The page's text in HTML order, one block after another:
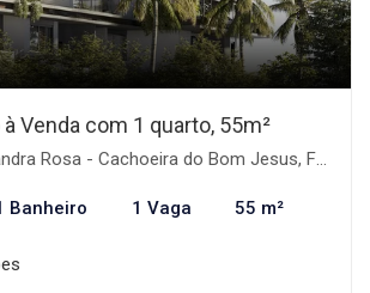
Venda com 1 quarto, 55m²
Rosa - Cachoeira do Bom Jesus, Florianópolis-SC
Banheiro 1 Vaga 55 m²